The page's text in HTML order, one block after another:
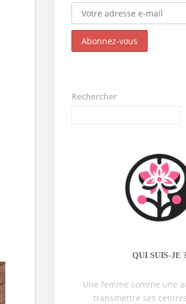
Rechercher
QUI SUIS-JE ?
Une femme comme une
transmettre ses